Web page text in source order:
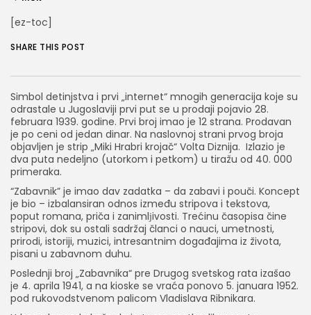
Simbol detinjstva i prvi „internet“ mnogih generacija koje su
odrastale u Jugoslaviji prvi put se u prodaji pojavio 28.
februara 1939. godine. Prvi broj imao je 12 strana. Prodavan
je po ceni od jedan dinar. Na naslovnoj strani prvog broja
objavljen je strip „Miki Hrabri krojač“ Volta Diznija. Izlazio je
dva puta nedeljno (utorkom i petkom) u tiražu od 40. 000
primeraka.
“Zabavnik” je imao dav zadatka – da zabavi i pouči. Koncept
je bio – izbalansiran odnos između stripova i tekstova,
poput romana, priča i zanimlјivosti. Trećinu časopisa čine
stripovi, dok su ostali sadržaj članci o nauci, umetnosti,
prirodi, istoriji, muzici, intresantnim događajima iz života,
pisani u zabavnom duhu.
Poslednji broj „Zabavnika“ pre Drugog svetskog rata izašao
je 4. aprila 1941, a na kioske se vraća ponovo 5. januara 1952.
pod rukovodstvenom palicom Vladislava Ribnikara.
[ez-toc]
SHARE THIS POST